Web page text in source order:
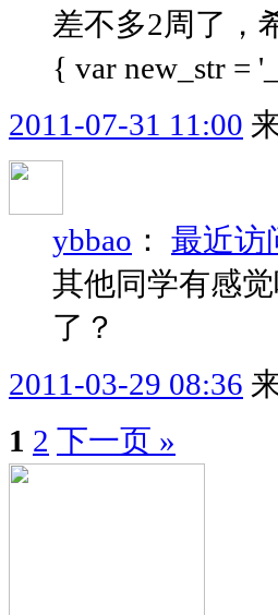
差不多2周了，
{ var new_str =
2011-07-31 11:00
ybbao ： 最近访
其他同学有感
了？
2011-03-29 08:36
1 2 下一页 »